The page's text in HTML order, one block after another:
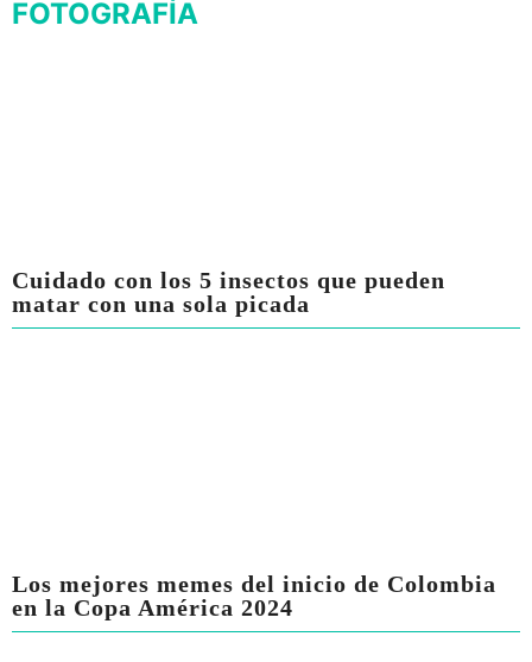
FOTOGRAFÍA
Cuidado con los 5 insectos que pueden
matar con una sola picada
Los mejores memes del inicio de Colombia
en la Copa América 2024